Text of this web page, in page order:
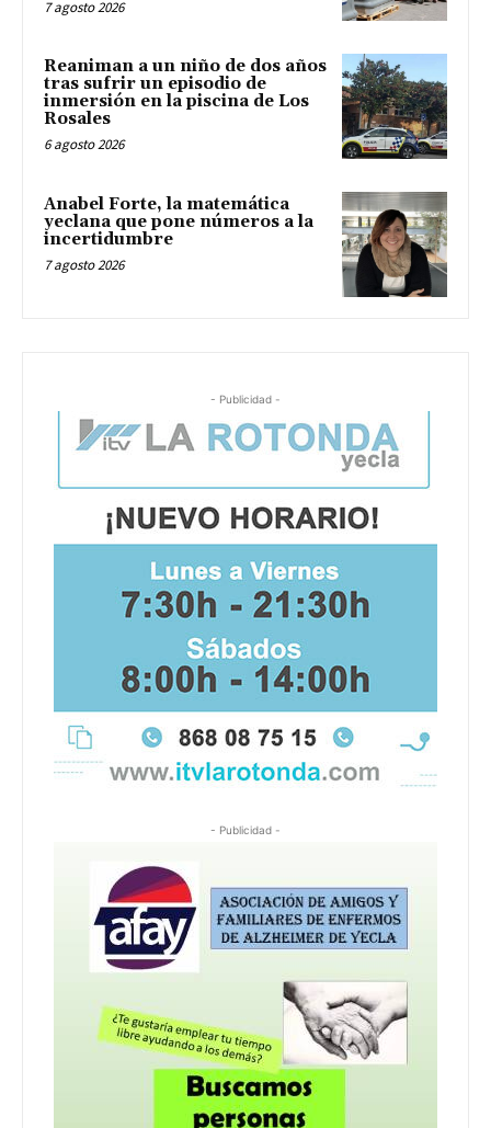
7 agosto 2026
Reaniman a un niño de dos años
tras sufrir un episodio de
inmersión en la piscina de Los
Rosales
6 agosto 2026
Anabel Forte, la matemática
yeclana que pone números a la
incertidumbre
7 agosto 2026
- Publicidad -
- Publicidad -